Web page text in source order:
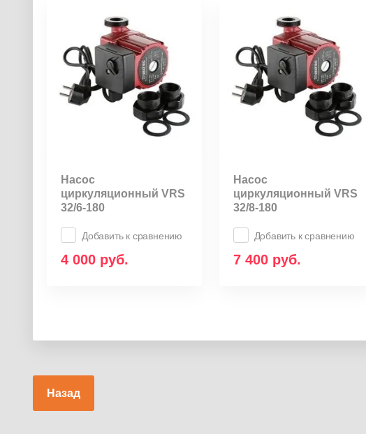
Насос
циркуляционный VRS
32/6-180
Добавить к сравнению
4 000 руб.
Насос
циркуляционный VRS
32/8-180
Добавить к сравнению
7 400руб.
Назад